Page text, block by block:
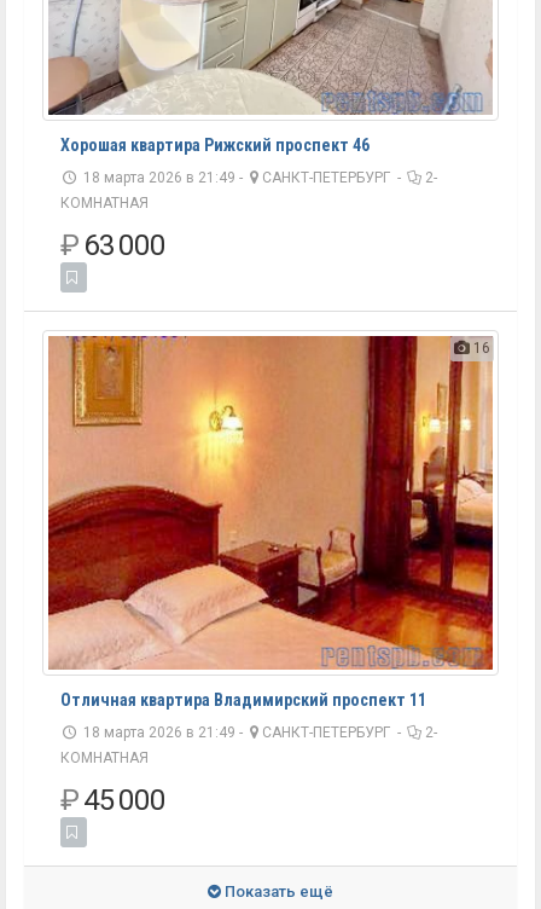
Хорошая квартира Рижский проспект 46
18 марта 2026 в 21:49 - САНКТ-ПЕТЕРБУРГ -
2-
КОМНАТНАЯ
₽ 63 000
16
Отличная квартира Владимирский проспект 11
18 марта 2026 в 21:49 - САНКТ-ПЕТЕРБУРГ -
2-
КОМНАТНАЯ
₽45 000
Показать ещё